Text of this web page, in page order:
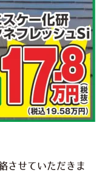
させていただきま